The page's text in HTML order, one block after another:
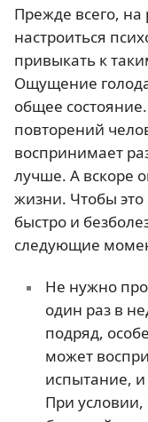
Прежде всего, на
настроиться
привыкать к
Ощущение
общее
повторений
воспринимает
лучше. А вскоре
жизни. Чтобы
быстро и
следующие
Не нужно
один раз в
подряд,
может
испытание, и
При